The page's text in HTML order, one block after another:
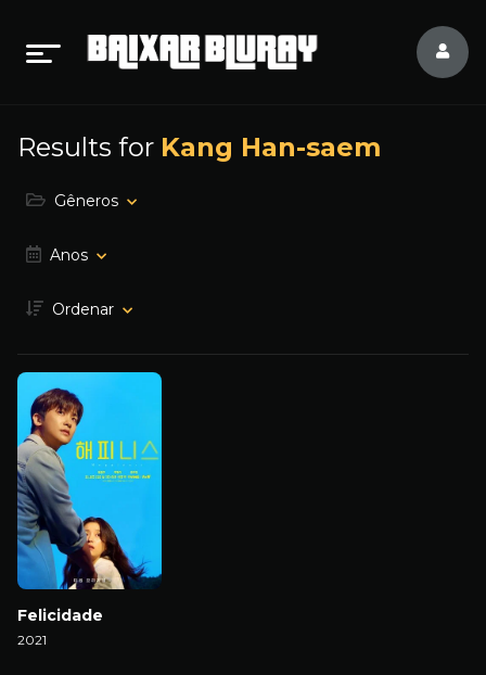
Results for Kang Han-saem
Gêneros
Anos
Ordenar
Felicidade
2021